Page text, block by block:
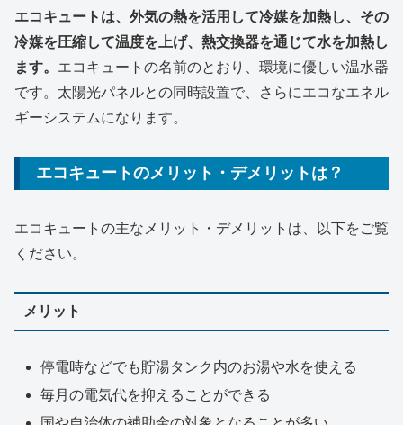
エコキュートは、外気の熱を活用して冷媒を加熱し、その
冷媒を圧縮して温度を上げ、熱交換器を通じて水を加熱し
ます。 エコキュートの名前のとおり、環境に優しい温水器
です。太陽光パネルとの同時設置で、さらにエコなエネル
ギーシステムになります。
エコキュートのメリット・デメリットは？
エコキュートの主なメリット・デメリットは、以下をご覧
ください。
メリット
停電時などでも貯湯タンク内のお湯や水を使える
毎月の電気代を抑えることができる